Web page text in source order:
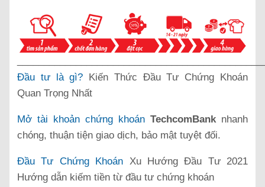
Đầu tư là gì? Kiến Thức Đầu Tư Chứng Khoán
Quan Trọng Nhất
Mở tài khoản chứng khoán TechcomBank nhanh
chóng, thuận tiện giao dịch, bảo mật tuyệt đối.
Đầu Tư Chứng Khoán Xu Hướng Đầu Tư 2021
Hướng dẫn kiếm tiền từ đầu tư chứng khoán